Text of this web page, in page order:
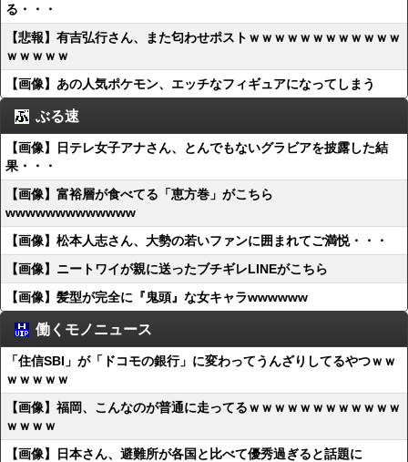
る・・・
【悲報】有吉弘行さん、また匂わせポストｗｗｗｗｗｗｗｗｗｗｗｗ
ｗｗｗｗｗ
【画像】あの人気ポケモン、エッチなフィギュアになってしまう
ぶる速
【画像】日テレ女子アナさん、とんでもないグラビアを披露した結
果・・・
【画像】富裕層が食べてる「恵方巻」がこちら
wwwwwwwwwwwww
【画像】松本人志さん、大勢の若いファンに囲まれてご満悦・・・
【画像】ニートワイが親に送ったブチギレLINEがこちら
【画像】髪型が完全に『鬼頭』な女キャラwwwwww
働くモノニュース
「住信SBI」が「ドコモの銀行」に変わってうんざりしてるやつｗｗ
ｗｗｗｗｗ
【画像】福岡、こんなのが普通に走ってるｗｗｗｗｗｗｗｗｗｗｗｗ
ｗｗｗｗ
【画像】日本さん、避難所が各国と比べて優秀過ぎると話題に